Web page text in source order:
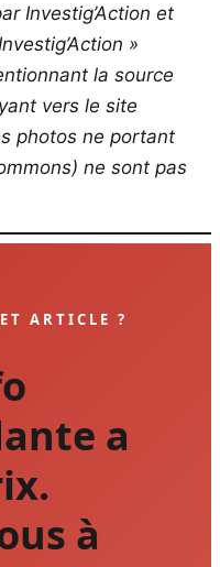
Investig’Action et
»
la source
vers le site
photos ne portant
ne sont pas
ARTICLE ?
a
à